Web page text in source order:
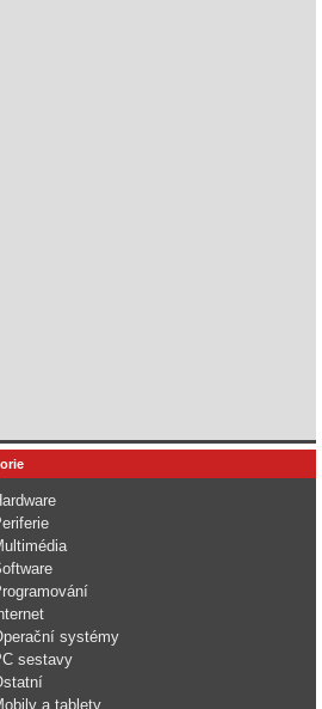
systémy
sestavy
a tablety